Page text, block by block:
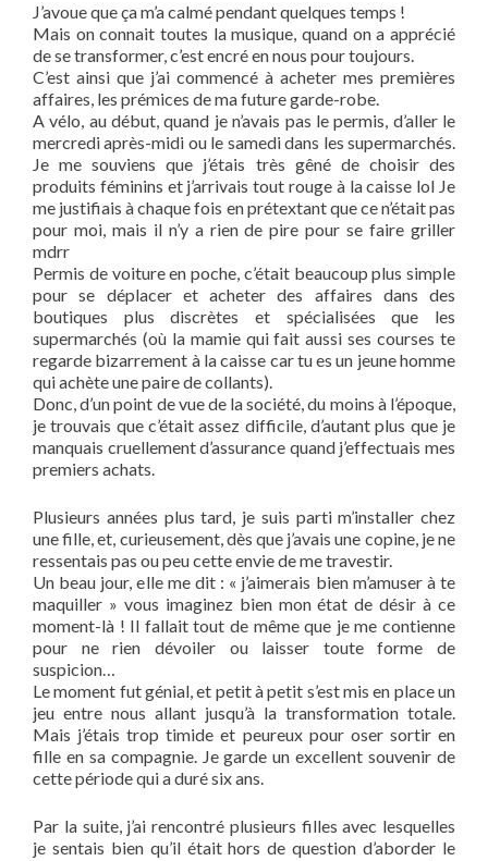
J’avoue que ça m’a calmé pendant quelques temps !
Mais on connait toutes la musique, quand on a apprécié
de se transformer, c’est encré en nous pour toujours.
C’est ainsi que j’ai commencé à acheter mes premières
affaires, les prémices de ma future garde-robe.
A vélo, au début, quand je n’avais pas le permis, d’aller le
mercredi après-midi ou le samedi dans les supermarchés.
Je me souviens que j’étais très gêné de choisir des
produits féminins et j’arrivais tout rouge à la caisse lol Je
me justifiais à chaque fois en prétextant que ce n’était pas
pour moi, mais il n’y a rien de pire pour se faire griller
mdrr
Permis de voiture en poche, c’était beaucoup plus simple
pour se déplacer et acheter des affaires dans des
boutiques plus discrètes et spécialisées que les
supermarchés (où la mamie qui fait aussi ses courses te
regarde bizarrement à la caisse car tu es un jeune homme
qui achète une paire de collants).
Donc, d’un point de vue de la société, du moins à l’époque,
je trouvais que c’était assez difficile, d’autant plus que je
manquais cruellement d’assurance quand j’effectuais mes
premiers achats.
Plusieurs années plus tard, je suis parti m’installer chez
une fille, et, curieusement, dès que j’avais une copine, je ne
ressentais pas ou peu cette envie de me travestir.
Un beau jour, elle me dit : « j’aimerais bien m’amuser à te
maquiller » vous imaginez bien mon état de désir à ce
moment-là ! Il fallait tout de même que je me contienne
pour ne rien dévoiler ou laisser toute forme de
suspicion…
Le moment fut génial, et petit à petit s’est mis en place un
jeu entre nous allant jusqu’à la transformation totale.
Mais j’étais trop timide et peureux pour oser sortir en
fille en sa compagnie. Je garde un excellent souvenir de
cette période qui a duré six ans.
Par la suite, j’ai rencontré plusieurs filles avec lesquelles
je sentais bien qu’il était hors de question d’aborder le